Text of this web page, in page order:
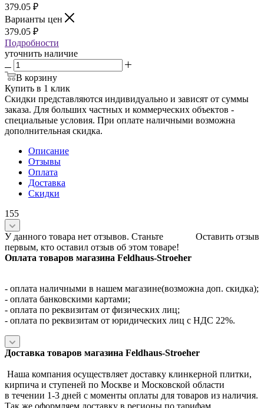
379.05 ₽
Варианты цен
379.05 ₽
Подробности
уточнить наличие
В корзину
Купить в 1 клик
Скидки представляются индивидуально и зависят от суммы
заказа. Для больших частных и коммерческих объектов -
специальные условия. При оплате наличными возможна
дополнительная скидка.
Описание
Отзывы
Оплата
Доставка
Скидки
155
Оставить отзыв
У данного товара нет отзывов. Станьте
первым, кто оставил отзыв об этом товаре!
Оплата товаров магазина Feldhaus-Stroeher
- оплата наличными в нашем магазине(возможна доп. скидка);
- оплата банковскими картами;
- оплата по реквизитам от физических лиц;
- оплата по реквизитам от юридических лиц с НДС 22%.
Доставка товаров магазина Feldhaus-Stroeher
Наша компания осуществляет доставку клинкерной плитки,
кирпича и ступеней по Москве и Московской области
в течении 1-3 дней с моменты оплаты для товаров из наличия.
Так же оформляем доставку в регионы по тарифам